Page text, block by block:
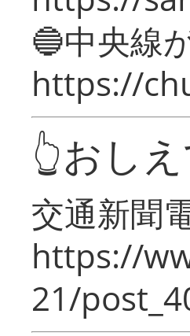
🔵中央線
https://
👆おし
交通新聞
https://
21/